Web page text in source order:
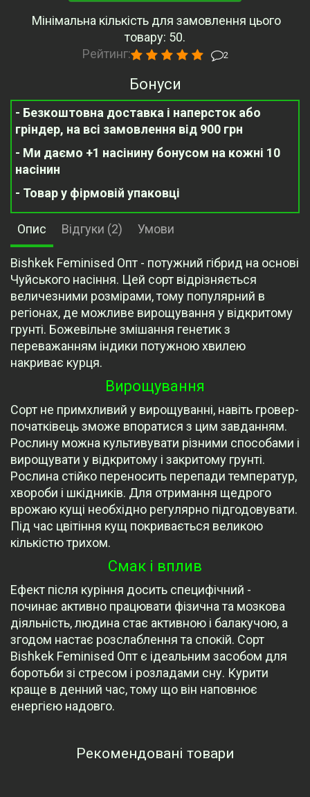
Мінімальна кількість для замовлення цього
товару: 50.
Рейтинг:
2
Бонуси
- Безкоштовна доставка і наперсток або
гріндер, на всі замовлення від 900 грн
- Ми даємо +1 насінину бонусом на кожні 10
насінин
- Товар у фірмовій упаковці
Опис Відгуки (2) Умови
Bishkek Feminised Опт - потужний гібрид на основі
Чуйського насіння. Цей сорт відрізняється
величезними розмірами, тому популярний в
регіонах, де можливе вирощування у відкритому
грунті. Божевільне змішання генетик з
переважанням індики потужною хвилею
накриває курця.
Вирощування
Сорт не примхливий у вирощуванні, навіть гровер-
початківець зможе впоратися з цим завданням.
Рослину можна культивувати різними способами і
вирощувати у відкритому і закритому грунті.
Рослина стійко переносить перепади температур,
хвороби і шкідників. Для отримання щедрого
врожаю кущі необхідно регулярно підгодовувати.
Під час цвітіння кущ покривається великою
кількістю трихом.
Смак і вплив
Ефект після куріння досить специфічний -
починає активно працювати фізична та мозкова
діяльність, людина стає активною і балакучою, а
згодом настає розслаблення та спокій. Сорт
Bishkek Feminised Опт є ідеальним засобом для
боротьби зі стресом і розладами сну. Курити
краще в денний час, тому що він наповнює
енергією надовго.
Рекомендовані товари